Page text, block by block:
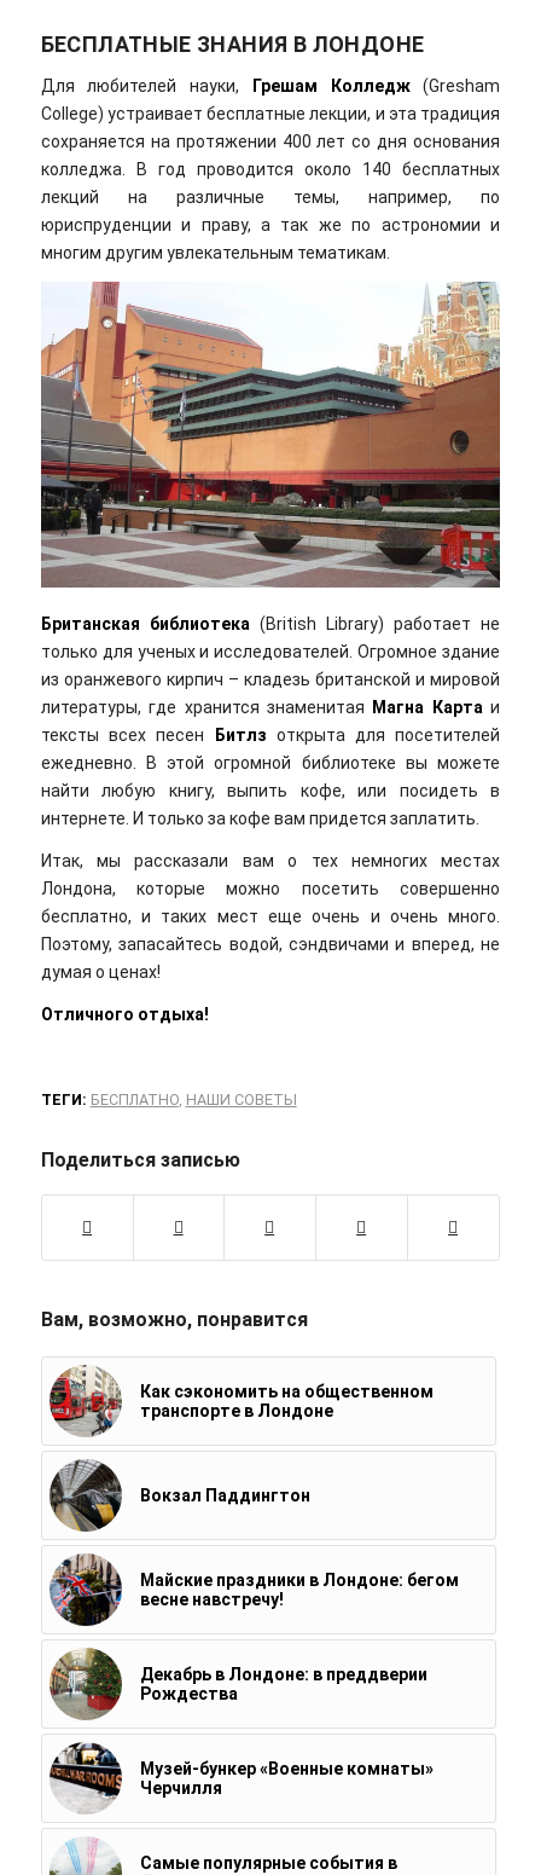
БЕСПЛАТНЫЕ ЗНАНИЯ В ЛОНДОНЕ
Для любителей науки, Грешам Колледж(Gresham
College) устраивает бесплатные лекции, и эта традиция
сохраняется на протяжении 400 лет со дня основания
колледжа. В год проводится около 140 бесплатных
лекций на различные темы, например, по
юриспруденции и праву, а так же по астрономии и
многим другим увлекательным тематикам.
Британская библиотека (British Library) работает не
только для ученых и исследователей. Огромное здание
из оранжевого кирпич – кладезь британской и мировой
литературы, где хранится знаменитая
Магна Карта и
тексты всех песен
Битлз открыта для посетителей
ежедневно. В этой огромной библиотеке вы можете
найти любую книгу, выпить кофе, или посидеть в
интернете. И только за кофе вам придется заплатить.
Итак, мы рассказали вам о тех немногих местах
Лондона, которые можно посетить совершенно
бесплатно, и таких мест еще очень и очень много.
Поэтому, запасайтесь водой, сэндвичами и вперед, не
думая о ценах!
Отличного отдыха!
ТЕГИ: БЕСПЛАТНО, НАШИ СОВЕТЫ
Поделиться записью
Вам, возможно, понравится
Как сэкономить на общественном
транспорте в Лондоне
Вокзал Паддингтон
Майские праздники в Лондоне: бегом
весне навстречу!
Декабрь в Лондоне: в преддверии
Рождества
Музей-бункер «Военные комнаты»
Черчилля
Самые популярные события в